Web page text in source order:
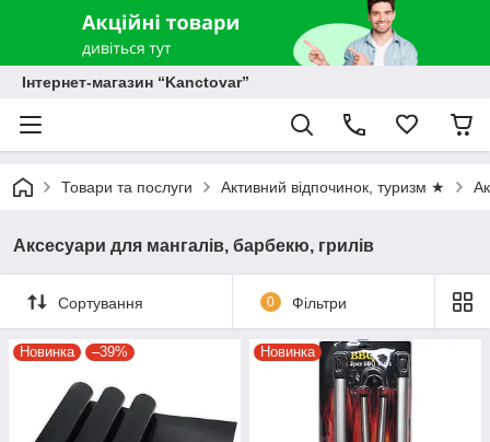
Інтернет-магазин “Kanctovar”
Товари та послуги Активний відпочинок, туризм ★
Аксесуари для мангалів, барбекю, грилів
Сортування 0 Фільтри
Новинка –39% Новинка